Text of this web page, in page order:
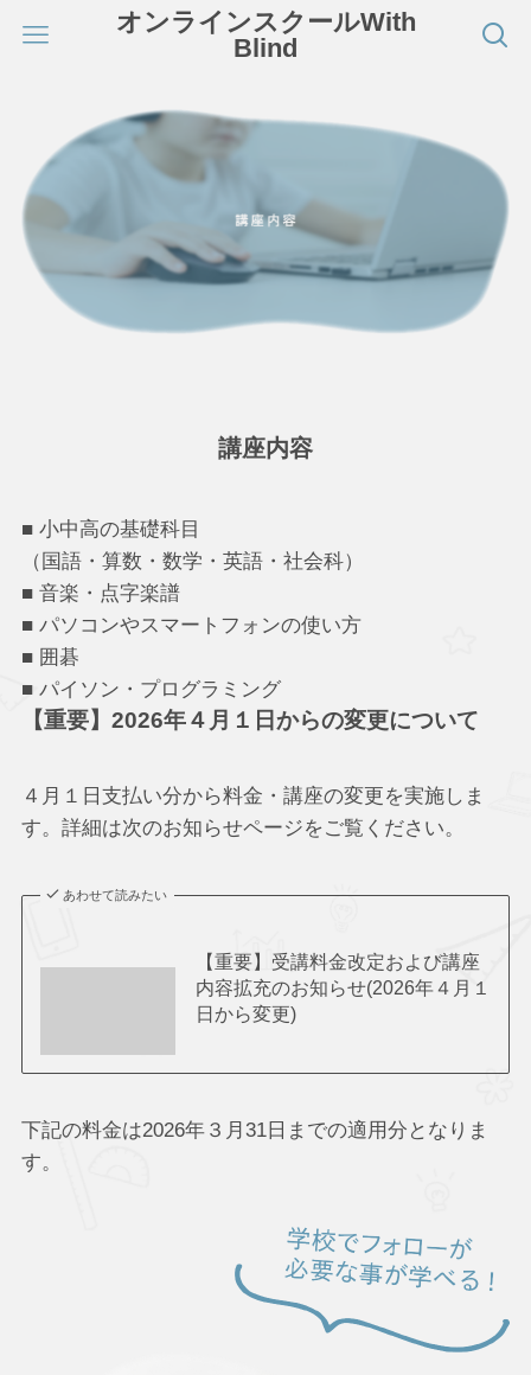
オンラインスクールWith
Blind
講座内容
■ 小中高の基礎科目
（国語・算数・数学・英語・社会科）
■ 音楽・点字楽譜
■ パソコンやスマートフォンの使い方
■ 囲碁
■ パイソン・プログラミング
【重要】2026年４月１日からの変更について
４月１日支払い分から料金・講座の変更を実施しま
す。詳細は次のお知らせページをご覧ください。
あわせて読みたい
【重要】受講料金改定および講座
内容拡充のお知らせ(2026年４月１
日から変更)
下記の料金は2026年３月31日までの適用分となりま
す。